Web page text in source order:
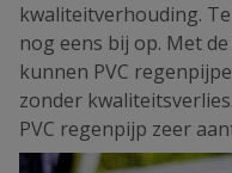
kwaliteitverhouding.
nog eens bij op. Met
kunnen PVC
zonder
PVC regenpijp zeer